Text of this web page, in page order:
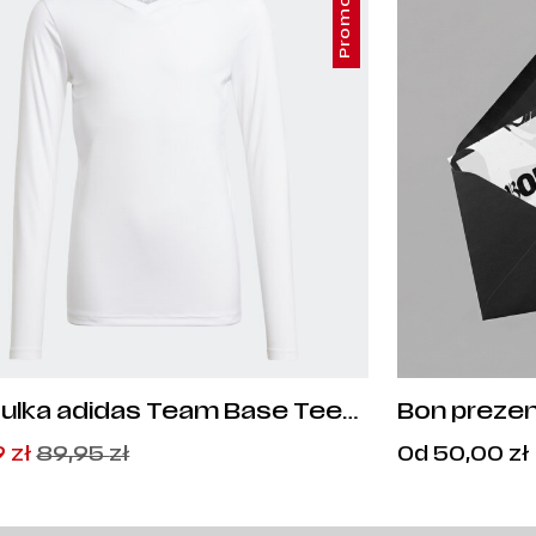
adidas Team Base Tee
zł 89,95zł
Bon
Od 50,00 zł